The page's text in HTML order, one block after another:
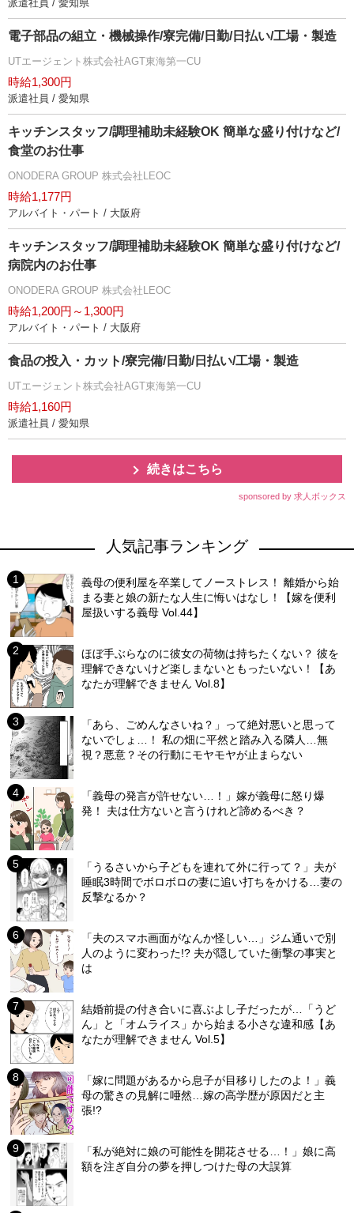
派遣社員 / 愛知県
電子部品の組立・機械操作/寮完備/日勤/日払い/工場・製造
UTエージェント株式会社AGT東海第一CU
時給1,300円
派遣社員 / 愛知県
キッチンスタッフ/調理補助未経験OK 簡単な盛り付けなど/
食堂のお仕事
ONODERA GROUP 株式会社LEOC
時給1,177円
アルバイト・パート / 大阪府
キッチンスタッフ/調理補助未経験OK 簡単な盛り付けなど/
病院内のお仕事
ONODERA GROUP 株式会社LEOC
時給1,200円～1,300円
アルバイト・パート / 大阪府
食品の投入・カット/寮完備/日勤/日払い/工場・製造
UTエージェント株式会社AGT東海第一CU
時給1,160円
派遣社員 / 愛知県
続きはこちら
sponsored by 求人ボックス
人気記事ランキング
義母の便利屋を卒業してノーストレス！ 離婚から始
まる妻と娘の新たな人生に悔いはなし！【嫁を便利
屋扱いする義母 Vol.44】
ほぼ手ぶらなのに彼女の荷物は持ちたくない？ 彼を
理解できないけど楽しまないともったいない！【あ
なたが理解できません Vol.8】
「あら、ごめんなさいね？」って絶対悪いと思って
ないでしょ…！ 私の畑に平然と踏み入る隣人…無
視？悪意？その行動にモヤモヤが止まらない
「義母の発言が許せない…！」嫁が義母に怒り爆
発！ 夫は仕方ないと言うけれど諦めるべき？
「うるさいから子どもを連れて外に行って？」夫が
睡眠3時間でボロボロの妻に追い打ちをかける…妻の
反撃なるか？
「夫のスマホ画面がなんか怪しい…」ジム通いで別
人のように変わった!? 夫が隠していた衝撃の事実と
は
結婚前提の付き合いに喜ぶよし子だったが…「うど
ん」と「オムライス」から始まる小さな違和感【あ
なたが理解できません Vol.5】
「嫁に問題があるから息子が目移りしたのよ！」義
母の驚きの見解に唖然…嫁の高学歴が原因だと主
張!?
「私が絶対に娘の可能性を開花させる…！」娘に高
額を注ぎ自分の夢を押しつけた母の大誤算